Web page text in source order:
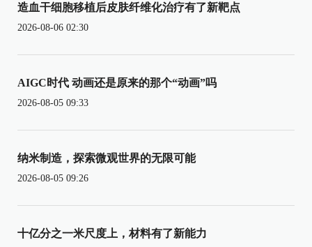
造血干细胞移植后皮肤纤维化治疗有了新靶点
2026-08-06 02:30
AIGC时代 动画还是原来的那个“动画”吗
2026-08-05 09:33
纳米制造，探索微观世界的无限可能
2026-08-05 09:26
十亿分之一米尺度上，材料有了新能力